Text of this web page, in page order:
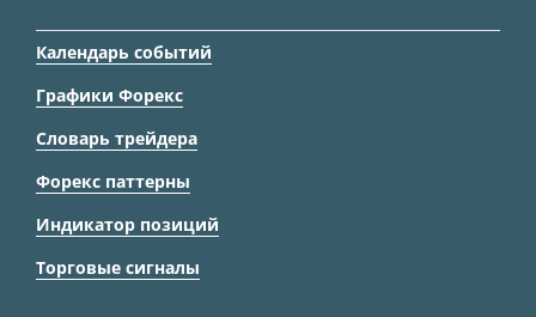
Календарь событий
Графики Форекс
Словарь трейдера
Форекс паттерны
Индикатор позиций
Торговые сигналы